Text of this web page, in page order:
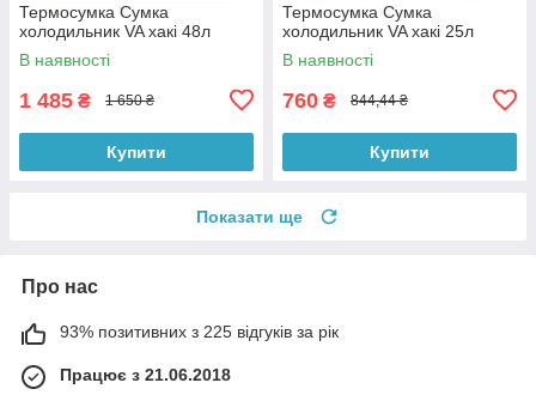
Термосумка Сумка
холодильник VA хакі 48л
В наявності
1 485 ₴ 1 650 ₴
Купити
Термосумка Сумка
холодильник VA хакі 25л
В наявності
760 ₴ 844,44 ₴
Купити
Показати ще
Про нас
93% позитивних з 225 відгуків за рік
Працює з 21.06.2018